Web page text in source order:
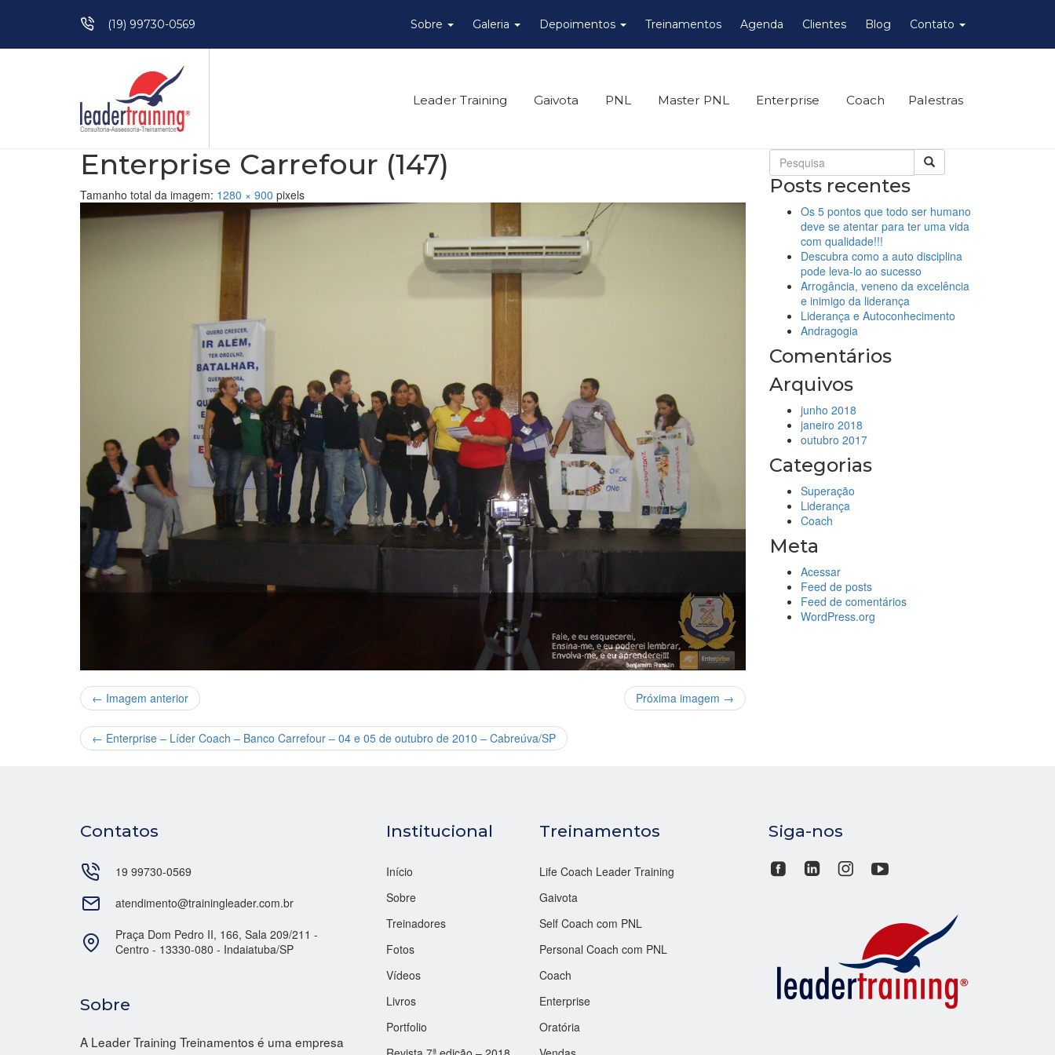
Pular para o conteúdo(19) 99730-0569 Sobre Galeria Depoimentos Treinamentos Agenda Clientes Blog Contato
Leader Training Gaivota PNL Master PNL Enterprise Coach Palestras
Enterprise Carrefour (147)
Tamanho total da imagem: 1280 × 900 pixels
← Imagem anterior Próxima imagem →
← Enterprise – Líder Coach – Banco Carrefour – 04 e 05 de outubro de 2010 – Cabreúva/SP
Posts recentes
Os 5 pontos que todo ser humano
deve se atentar para ter uma vida
com qualidade!!!
Descubra como a auto disciplina
pode leva-lo ao sucesso
Arrogância, veneno da excelência
e inimigo da liderança
Liderança e Autoconhecimento
Andragogia
Comentários
Arquivos
junho 2018
janeiro 2018
outubro 2017
Categorias
Superação
Liderança
Coach
Meta
Acessar
Feed de posts
Feed de comentários
WordPress.org
Contatos
19 99730-0569
atendimento@trainingleader.com.br
Praça Dom Pedro II, 166, Sala 209/211 -
Centro - 13330-080 - Indaiatuba/SP
Sobre
A Leader Training Treinamentos é uma empresa
Institucional
Início
Sobre
Treinadores
Fotos
Vídeos
Livros
Portfolio
Treinamentos
Life Coach Leader Training
Gaivota
Self Coach com PNL
Personal Coach com PNL
Coach
Enterprise
Oratória
Siga-nos